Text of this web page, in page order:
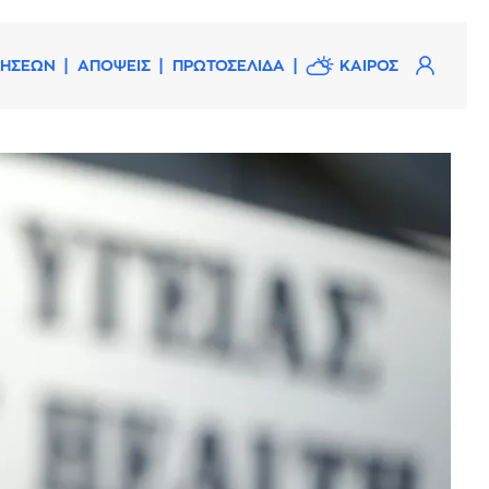
ΑΠΟΨΕΙΣ ΠΡΩΤΟΣΕΛΙΔΑ ΚΑΙΡΟΣ